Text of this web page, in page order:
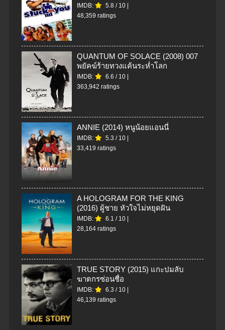
IMDB: 5.8 / 10
48,359 ratings
QUANTUM OF SOLACE (2008) 007
พยัคฆ์ร้ายทวงแค้นระห่ำโลก
IMDB: 6.6 / 10
363,942 ratings
ANNIE (2014) หนูน้อยแอนนี่
IMDB: 5.3 / 10
33,419 ratings
A HOLOGRAM FOR THE KING
(2016) ผู้ชาย หัวใจไม่หยุดฝัน
IMDB: 6.1 / 10
28,164 ratings
TRUE STORY (2015) แกะปมลับ
ฆาตกรซ่อนชื่อ
IMDB: 6.3 / 10
46,139 ratings